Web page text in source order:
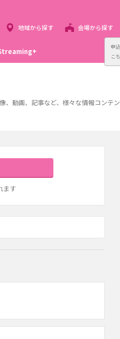
申
こ
索
地域から探す 会場から探す
、動画、記事など、様々な情報コンテ
ます